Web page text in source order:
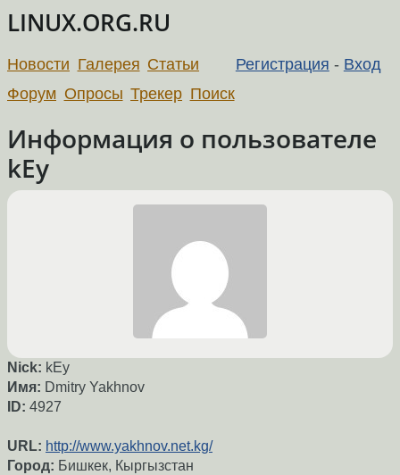
LINUX.ORG.RU
Регистрация - Вход
Новости Галерея Статьи
Форум Опросы Трекер Поиск
Информация о пользователе
kEy
Nick: kEy
Имя: Dmitry Yakhnov
ID: 4927
URL: http://www.yakhnov.net.kg/
Город: Бишкек, Кыргызстан